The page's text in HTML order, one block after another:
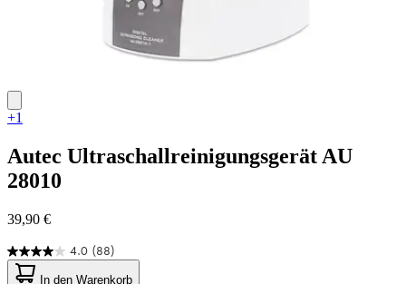
+1
Autec Ultraschallreinigungsgerät AU
28010
39,90 €
4.0 (88)
4.0
von
In den Warenkorb